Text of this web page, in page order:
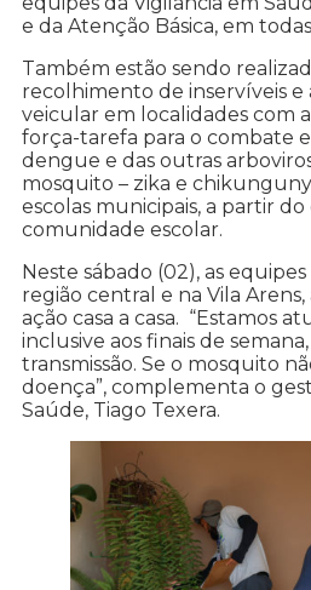
e da Atenção Básica, em
Também estão sendo
recolhimento de inservíveis
veicular em localidades com
força-tarefa para o combate
dengue e das outras
mosquito – zika e
escolas municipais, a partir
comunidade escolar.
Neste sábado (02), as
região central e na Vila
ação casa a casa. “Estamos
inclusive aos finais de
transmissão. Se o mosquito
doença”, complementa o
Saúde, Tiago Texera.